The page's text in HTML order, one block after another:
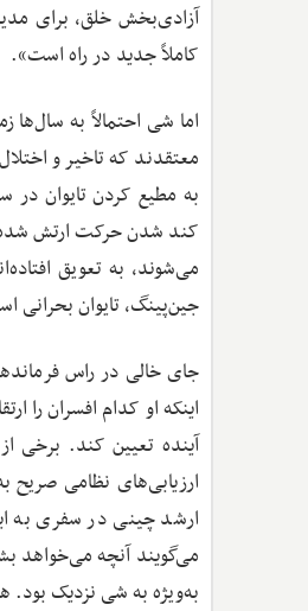
آزادی‌بخش خلق، برای
کاملاً جدید در راه است».
اما شی احتمالاً به سال‌ها
معتقدند که تاخیر و
به مطیع کردن تایوان در
کند شدن حرکت ارتش شده
می‌شوند، به تعویق
جین‌پینگ، تایوان بحرانی
جای خالی در راس
اینکه او کدام افسران را
آینده تعیین کند. برخی
ارشد چینی در سفری به
می‌گویند آنچه می‌خواهد
به‌ویژه به شی نزدیک بود.